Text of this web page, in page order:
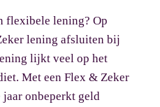
flexibele lening? Op
lening afsluiten bij
lijkt veel op het
Met een Flex & Zeker
jaar onbeperkt geld